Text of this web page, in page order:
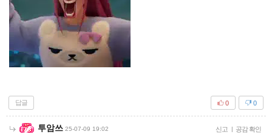
답글 0
0
투암쓰 25-07-09 19:02 신고 공감 확인